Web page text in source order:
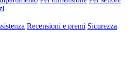
Recensioni e premi Sicurezza